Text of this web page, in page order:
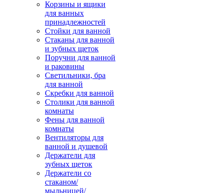
Корзины и ящики
для ванных
принадлежностей
Стойки для ванной
Стаканы для ванной
и зубных щеток
Поручни для ванной
и раковины
Светильники, бра
для ванной
Скребки для ванной
Столики для ванной
комнаты
Фены для ванной
комнаты
Вентиляторы для
ванной и душевой
Держатели для
зубных щеток
Держатели со
стаканом/
мыльницей/